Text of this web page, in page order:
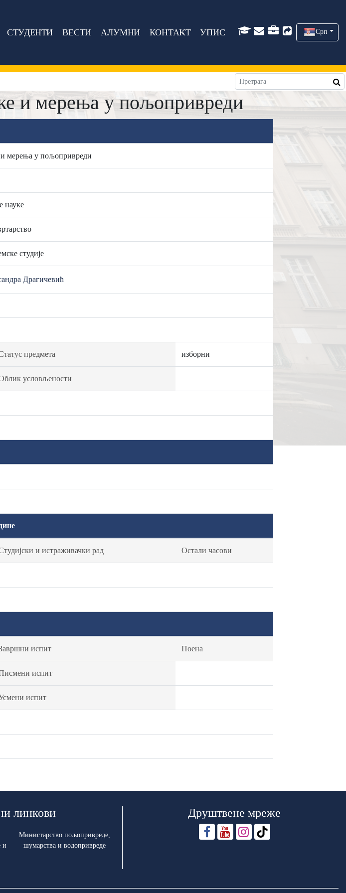
СТУДЕНТИ ВЕСТИ АЛУМНИ КОНТАКТ УПИС Срп
и мерења у пољопривреди
мерења у пољопривреди
науке
студије
Драгичевић
предмета изборни
условљености
и истраживачки рад Остали часови
испит Поена
испит
испит
линкови
и
Министарство пољопривреде,
шумарства и водопривреде
Друштвене мреже